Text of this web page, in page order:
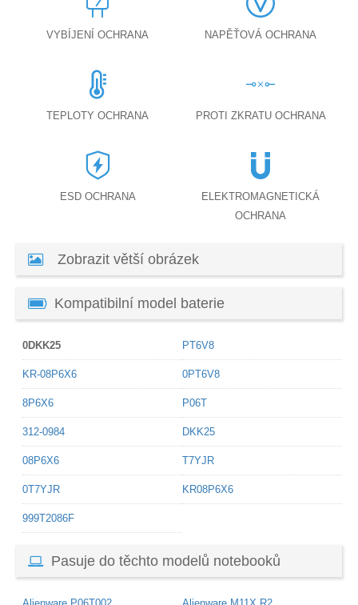
VYBÍJENÍ OCHRANA NAPĚŤOVÁ OCHRANA
TEPLOTY OCHRANA PROTI ZKRATU OCHRANA
ESD OCHRANA
ELEKTROMAGNETICKÁ
OCHRANA
Zobrazit větší obrázek
Kompatibilní model baterie
0DKK25 PT6V8
KR-08P6X6 0PT6V8
8P6X6 P06T
312-0984 DKK25
08P6X6 T7YJR
0T7YJR KR08P6X6
999T2086F
Pasuje do těchto modelů notebooků